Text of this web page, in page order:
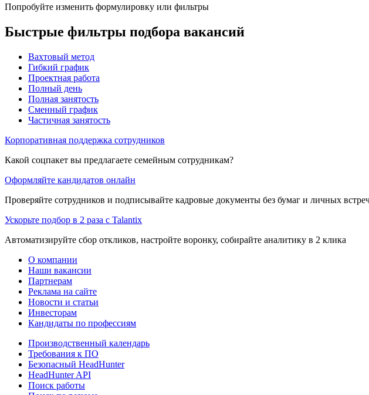
Попробуйте изменить формулировку или фильтры
Быстрые фильтры подбора вакансий
Вахтовый метод
Гибкий график
Проектная работа
Полный день
Полная занятость
Сменный график
Частичная занятость
Корпоративная поддержка сотрудников
Какой соцпакет вы предлагаете семейным сотрудникам?
Оформляйте кандидатов онлайн
Проверяйте сотрудников и подписывайте кадровые документы без бумаг и личных
Ускорьте подбор в 2 раза с Talantix
Автоматизируйте сбор откликов, настройте воронку, собирайте аналитику в 2 клика
О компании
Наши вакансии
Партнерам
Реклама на сайте
Новости и статьи
Инвесторам
Кандидаты по профессиям
Производственный календарь
Требования к ПО
Безопасный HeadHunter
HeadHunter API
Поиск работы